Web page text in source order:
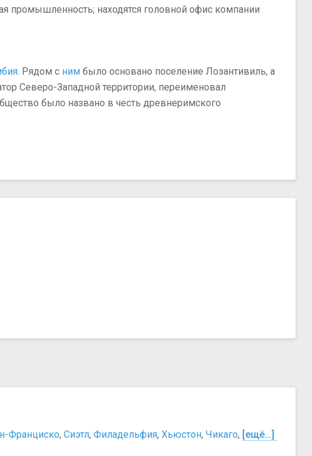
промышленность; находятся головной офис компании
. Рядом с ним было основано поселение Лозантивиль, а
Северо-Западной территории, переименовал
было названо в честь древнеримского
Франциско, Сиэтл, Филадельфия, Хьюстон, Чикаго, [ещё…]